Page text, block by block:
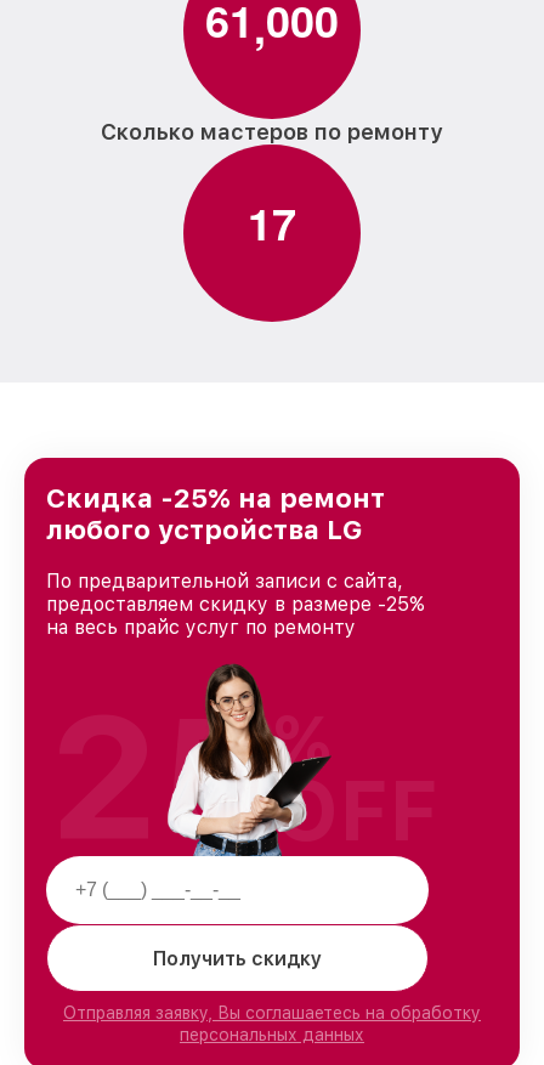
61,000
Сколько мастеров по ремонту
17
Скидка -25% на ремонт
любого устройства LG
По предварительной записи с сайта,
предоставляем скидку в размере -25%
на весь прайс услуг по ремонту
Получить скидку
Отправляя заявку, Вы соглашаетесь на обработку
персональных данных
25%
OFF